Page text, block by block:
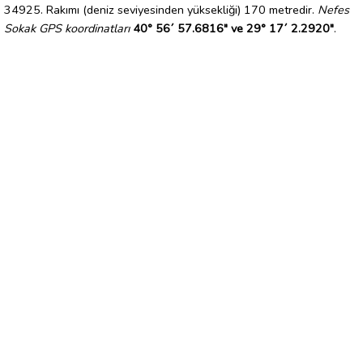
34925. Rakımı (deniz seviyesinden yüksekliği) 170 metredir. Nefes
Sokak GPS koordinatları 40° 56´ 57.6816" ve 29° 17´ 2.2920".